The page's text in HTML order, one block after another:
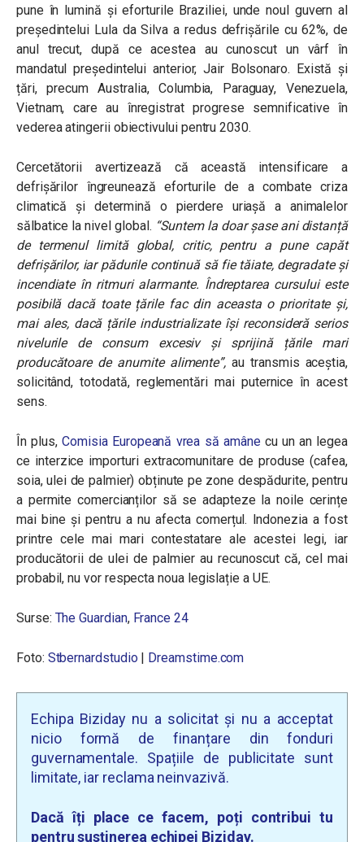
pune în lumină și eforturile Braziliei, unde noul guvern al
președintelui Lula da Silva a redus defrișările cu 62%, de
anul trecut, după ce acestea au cunoscut un vârf în
mandatul președintelui anterior, Jair Bolsonaro. Există și
țări, precum Australia, Columbia, Paraguay, Venezuela,
Vietnam, care au înregistrat progrese semnificative în
vederea atingerii obiectivului pentru 2030.
Cercetătorii avertizează că această intensificare a
defrișărilor îngreunează eforturile de a combate criza
climatică și determină o pierdere uriașă a animalelor
sălbatice la nivel global. “Suntem la doar șase ani distanță
de termenul limită global, critic, pentru a pune capăt
defrișărilor, iar pădurile continuă să fie tăiate, degradate și
incendiate în ritmuri alarmante. Îndreptarea cursului este
posibilă dacă toate țările fac din aceasta o prioritate și,
mai ales, dacă țările industrializate își reconsideră serios
nivelurile de consum excesiv și sprijină țările mari
producătoare de anumite alimente”, au transmis aceștia,
solicitând, totodată, reglementări mai puternice în acest
sens.
În plus,Comisia Europeană vrea să amânecu un an legea
ce interzice importuri extracomunitare de produse (cafea,
soia, ulei de palmier) obținute pe zone despădurite, pentru
a permite comercianților să se adapteze la noile cerințe
mai bine și pentru a nu afecta comerțul. Indonezia a fost
printre cele mai mari contestatare ale acestei legi, iar
producătorii de ulei de palmier au recunoscut că, cel mai
probabil, nu vor respecta noua legislație a UE.
Surse: The Guardian, France 24
Foto: Stbernardstudio| Dreamstime.com
Echipa Biziday nu a solicitat și nu a acceptat
nicio formă de finanțare din fonduri
guvernamentale. Spațiile de publicitate sunt
limitate, iar reclama neinvazivă.
Dacă îți place ce facem, poți contribui tu
pentru susținerea echipei Biziday.